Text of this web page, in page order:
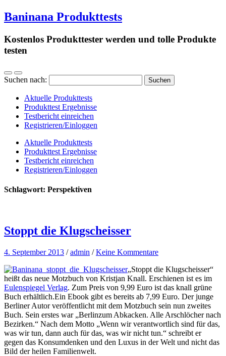
Baninana Produkttests
Kostenlos Produkttester werden und tolle Produkte
testen
Suchen nach:
Aktuelle Produkttests
Produkttest Ergebnisse
Testbericht einreichen
Registrieren/Einloggen
Aktuelle Produkttests
Produkttest Ergebnisse
Testbericht einreichen
Registrieren/Einloggen
Schlagwort: Perspektiven
Stoppt die Klugscheisser
4. September 2013 /admin /Keine Kommentare
„Stoppt die Klugscheisser“
heißt das neue Motzbuch von Kristjan Knall. Erschienen ist es im
Eulenspiegel Verlag. Zum Preis von 9,99 Euro ist das knall grüne
Buch erhältlich.Ein Ebook gibt es bereits ab 7,99 Euro. Der junge
Berliner Autor veröffentlicht mit dem Motzbuch sein nun zweites
Buch. Sein erstes war „Berlinzum Abkacken. Alle Arschlöcher nach
Bezirken.“ Nach dem Motto „Wenn wir verantwortlich sind für das,
was wir tun, dann auch für das, was wir nicht tun.“ schreibt er
gegen das Konsumdenken und den Luxus in der Welt und nicht das
Bild der heilen Familienwelt.